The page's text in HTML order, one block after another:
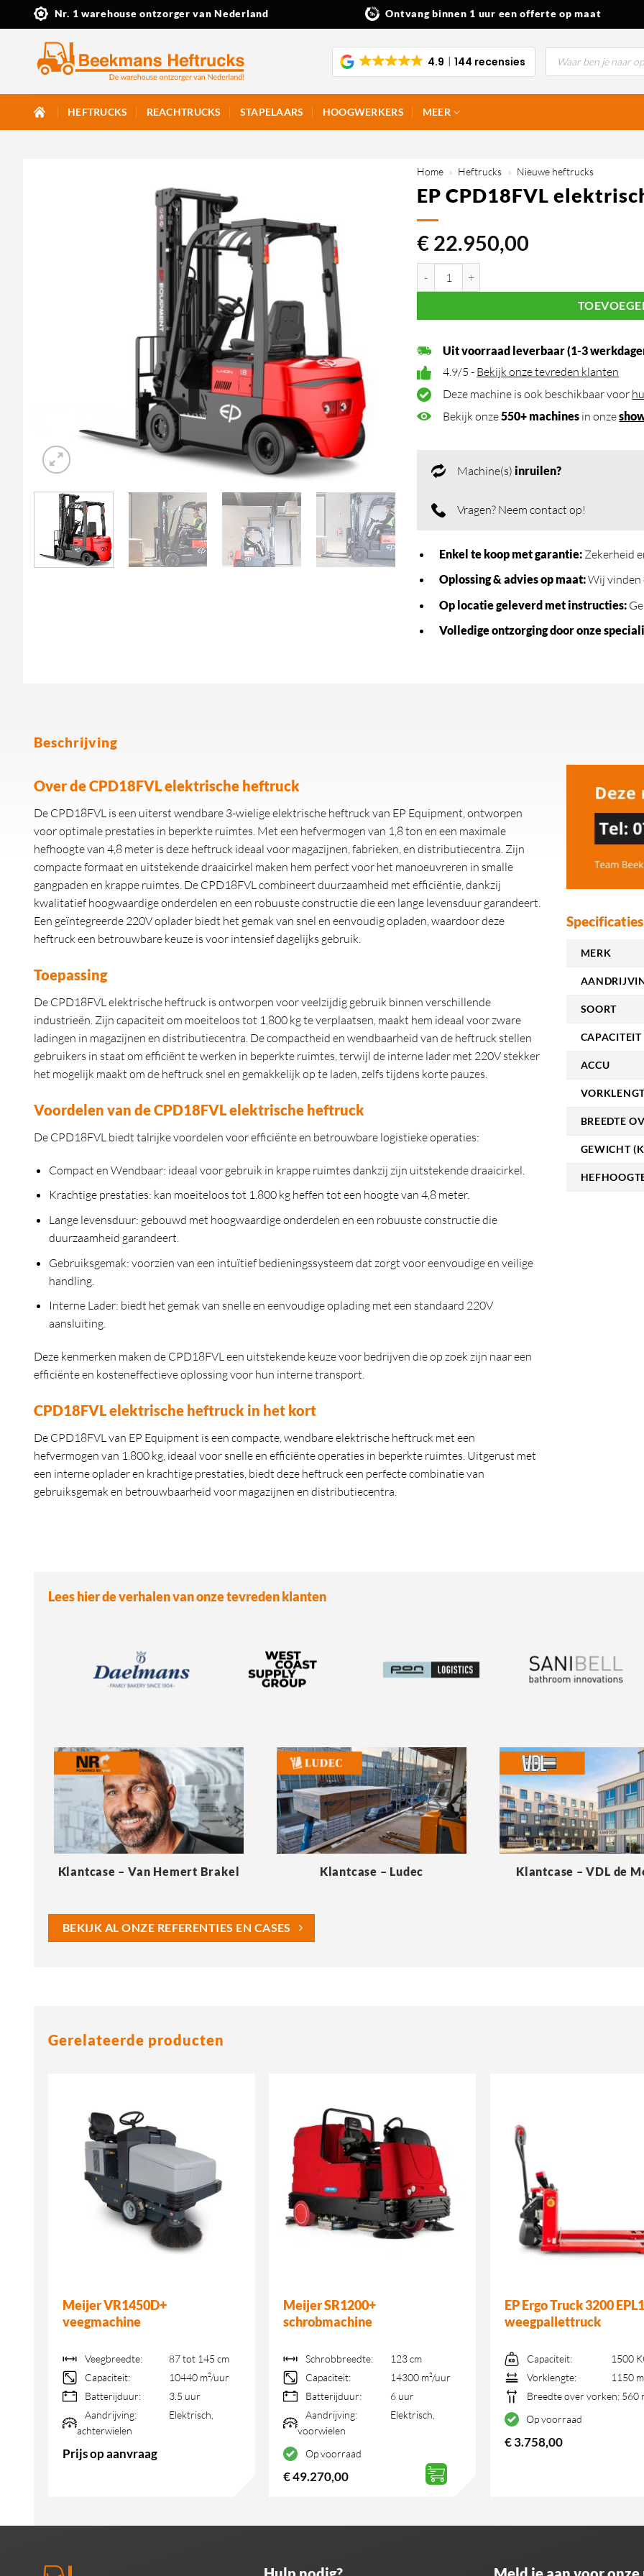
naar
Nr. 1 warehouse ontzorger van Nederland Ontvang binnen 1 uur een offerte op maat
4.9 144 recensies
Producten
zoeken
HEFTRUCKS REACHTRUCKS STAPELAARS HOOGWERKERS MEER
Home » Heftrucks » Nieuwe heftrucks
EP CPD18FVL
€ 22.950,00
Uit voorraad leverbaar (1-3
4.9/5 - Bekijk onze tevreden klanten
Deze machine is ook beschikbaar voor
Bekijk onze550+ machines in onze
Machine(s) inruilen?
Vragen? Neem contact op!
Enkel te koop met garantie: Zekerheid
Oplossing & advies op maat:Wij vinden
Op locatie geleverd met instructies:
Volledige ontzorging door onze
Beschrijving
Over de CPD18FVL elektrische heftruck
De CPD18FVL is een uiterst wendbare 3-wielige elektrische heftruck van EP Equipment, ontworpen
voor optimale prestaties in beperkte ruimtes. Met een hefvermogen van 1,8 ton en een maximale
hefhoogte van 4,8 meter is deze heftruck ideaal voor magazijnen, fabrieken, en distributiecentra. Zijn
compacte formaat en uitstekende draaicirkel maken hem perfect voor het manoeuvreren in smalle
gangpaden en krappe ruimtes. De CPD18FVL combineert duurzaamheid met efficiëntie, dankzij
kwalitatief hoogwaardige onderdelen en een robuuste constructie die een lange levensduur garandeert.
Een geïntegreerde 220V oplader biedt het gemak van snel en eenvoudig opladen, waardoor deze
heftruck een betrouwbare keuze is voor intensief dagelijks gebruik.
Toepassing
De CPD18FVL elektrische heftruck is ontworpen voor veelzijdig gebruik binnen verschillende
industrieën. Zijn capaciteit om moeiteloos tot 1,800 kg te verplaatsen, maakt hem ideaal voor zware
ladingen in magazijnen en distributiecentra. De compactheid en wendbaarheid van de heftruck stellen
gebruikers in staat om efficiënt te werken in beperkte ruimtes, terwijl de interne lader met 220V stekker
het mogelijk maakt om de heftruck snel en gemakkelijk op te laden, zelfs tijdens korte pauzes.
Voordelen van de CPD18FVL elektrische heftruck
De CPD18FVL biedt talrijke voordelen voor efficiënte en betrouwbare logistieke operaties:
Compact en Wendbaar: ideaal voor gebruik in krappe ruimtes dankzij zijn uitstekende draaicirkel.
Krachtige prestaties: kan moeiteloos tot 1.800 kg heffen tot een hoogte van 4,8 meter.
Lange levensduur: gebouwd met hoogwaardige onderdelen en een robuuste constructie die
duurzaamheid garandeert.
Gebruiksgemak: voorzien van een intuïtief bedieningssysteem dat zorgt voor eenvoudige en veilige
handling.
Interne Lader: biedt het gemak van snelle en eenvoudige oplading met een standaard 220V
aansluiting.
Deze kenmerken maken de CPD18FVL een uitstekende keuze voor bedrijven die op zoek zijn naar een
efficiënte en kosteneffectieve oplossing voor hun interne transport.
CPD18FVL elektrische heftruck in het kort
De CPD18FVL van EP Equipment is een compacte, wendbare elektrische heftruck met een
hefvermogen van 1.800 kg, ideaal voor snelle en efficiënte operaties in beperkte ruimtes. Uitgerust met
een interne oplader en krachtige prestaties, biedt deze heftruck een perfecte combinatie van
gebruiksgemak en betrouwbaarheid voor magazijnen en distributiecentra.
Specificaties
MERK
SOORT
ACCU
BREEDTE
GEWICHT
Lees hier de verhalen van onze tevreden klanten
Klantcase – Van Hemert Brakel Klantcase – Ludec Klantcase – VDL de
BEKIJK AL ONZE REFERENTIES EN CASES
Gerelateerde producten
Meijer VR1450D+
veegmachine
Veegbreedte:
87 tot 145 cm
Capaciteit:
10440 m²/uur
Batterijduur:
3.5 uur
Aandrijving:
Elektrisch,
achterwielen
Prijs op aanvraag
Meijer SR1200+
schrobmachine
Schrobbreedte:
123 cm
Capaciteit:
14300 m²/uur
Batterijduur:
6 uur
Aandrijving:
Elektrisch,
voorwielen
Op voorraad
€49.270,00
EP Ergo Truck 3200
weegpallettruck
Capaciteit:
1500
Vorklengte:
1150
Breedte over vorken:560
Op voorraad
€3.758,00